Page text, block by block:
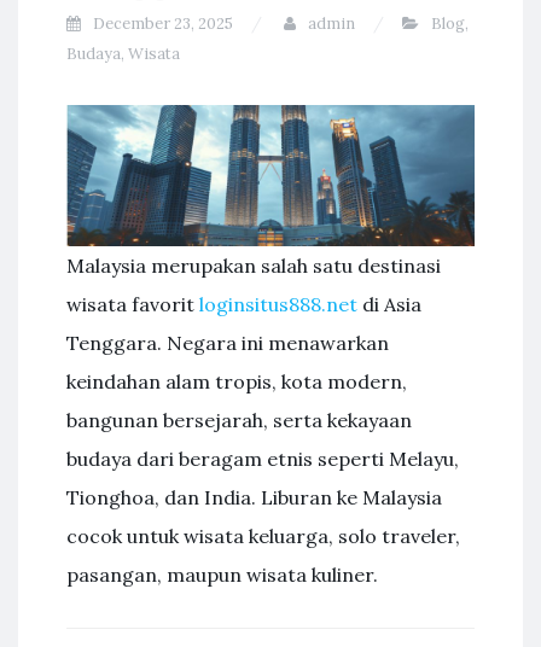
December 23, 2025 admin Blog,
Budaya, Wisata
Malaysia merupakan salah satu destinasi
wisata favorit loginsitus888.net di Asia
Tenggara. Negara ini menawarkan
keindahan alam tropis, kota modern,
bangunan bersejarah, serta kekayaan
budaya dari beragam etnis seperti Melayu,
Tionghoa, dan India. Liburan ke Malaysia
cocok untuk wisata keluarga, solo traveler,
pasangan, maupun wisata kuliner.